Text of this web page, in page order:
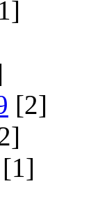
[2]
[1]